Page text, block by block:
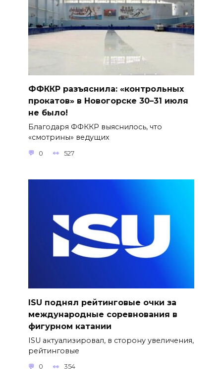
ФФККР разъяснила: «контрольных
прокатов» в Новогорске 30–31 июля
не было!
Благодаря ФФККР выяснилось, что
«смотрины» ведущих
0 527
ISU поднял рейтинговые очки за
международные соревнования в
фигурном катании
ISU актуализировал, в сторону увеличения,
рейтинговые
0 354